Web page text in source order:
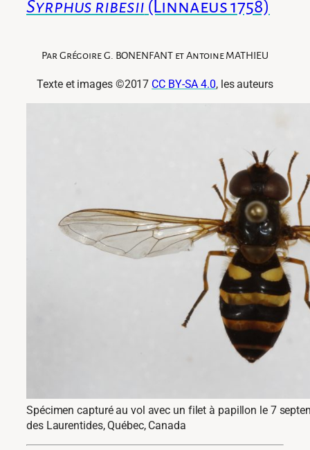
Syrphus ribesii (Linnaeus 1758)
Par Grégoire G. BONENFANT et Antoine MATHIEU
Texte et images ©2017 CC BY-SA 4.0, les auteurs
Spécimen capturé au vol avec un filet à papillon le 7
des Laurentides, Québec, Canada